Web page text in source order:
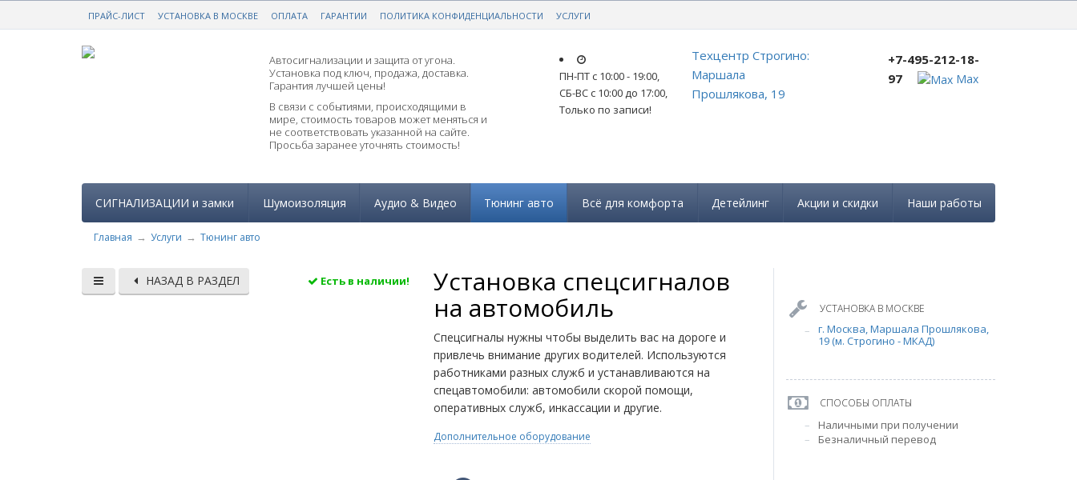
НАДЕЖНАЯ ЗАЩИТА ОТ УГОНА С ГАРАНТИЕЙ! ЗАКАЗАТЬ ПОДБОР ПО АВТО
ПРАЙС-ЛИСТ УСТАНОВКА В МОСКВЕ ОПЛАТА ГАРАНТИИ ПОЛИТИКА КОНФИДЕНЦИАЛЬНОСТИ УСЛУГИ
Автосигнализации и защита от угона.
Установка под ключ, продажа, доставка.
Гарантия лучшей цены!
В связи с событиями, происходящими в
мире, стоимость товаров может меняться и
не соответствовать указанной на сайте.
Просьба заранее уточнять стоимость!
ПН-ПТ с 10:00 - 19:00,
СБ-ВС с 10:00 до 17:00,
Только по записи!
Техцентр Строгино:
Маршала
Прошлякова, 19
+7-495-212-18-
97
Max
СИГНАЛИЗАЦИИ и замки Шумоизоляция Аудио & Видео Тюнинг авто Всё для комфорта Детейлинг Акции и скидки Наши работы
Главная Услуги Тюнинг авто
Установка спецсигналов
на автомобиль
НАЗАД В РАЗДЕЛ Есть в наличии!
Спецсигналы нужны чтобы выделить вас на дороге и
привлечь внимание других водителей. Используются
работниками разных служб и устанавливаются на
спецавтомобили: автомобили скорой помощи,
оперативных служб, инкассации и другие.
Дополнительное оборудование
УСТАНОВКА В МОСКВЕ
г. Москва, Маршала Прошлякова,
19 (м. Строгино - МКАД)
СПОСОБЫ ОПЛАТЫ
Наличными при получении
Безналичный перевод